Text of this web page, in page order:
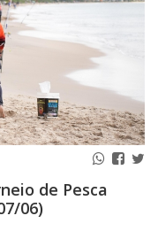
de Pesca
06)